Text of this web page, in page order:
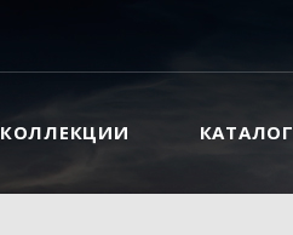
КОЛЛЕКЦИИ КАТАЛОГ